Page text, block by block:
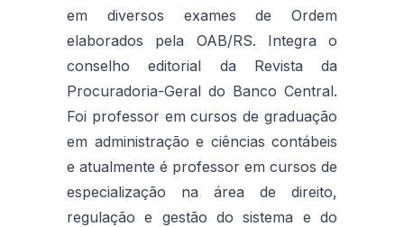
em diversos exames de Ordem
elaborados pela OAB/RS. Integra o
conselho editorial da Revista da
Procuradoria-Geral do Banco Central.
Foi professor em cursos de graduação
em administração e ciências contábeis
e atualmente é professor em cursos de
especialização na área de direito,
regulação e gestão do sistema e do